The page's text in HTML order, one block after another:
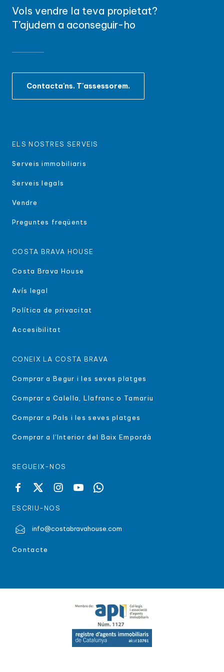
Vols vendre la teva propietat?
T’ajudem a aconseguir-ho
Contacta'ns. T'assessorem.
ELS NOSTRES SERVEIS
Serveis immobiliaris
Serveis legals
Vendre
Preguntes freqüents
COSTA BRAVA HOUSE
Costa Brava House
Avís legal
Política de privacitat
Accesibilitat
CONEIX LA COSTA BRAVA
Comprar a Begur i les seves platges
Comprar a Calella, Llafranc o Tamariu
Comprar a Pals i les seves platges
Comprar a l'Interior del Baix Empordà
SEGUEIX-NOS
ESCRIU-NOS
info@costabravahouse.com
Contacte